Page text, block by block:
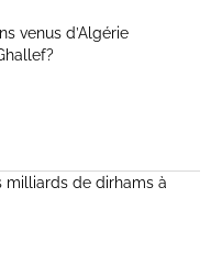
venus d’Algérie
milliards de dirhams à